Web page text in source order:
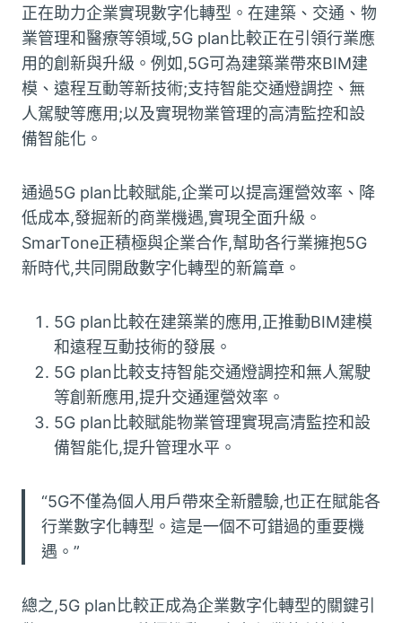
正在助力企業實現數字化轉型。在建築、交通、物
業管理和醫療等領域,5G plan比較正在引領行業應
用的創新與升級。例如,5G可為建築業帶來BIM建
模、遠程互動等新技術;支持智能交通燈調控、無
人駕駛等應用;以及實現物業管理的高清監控和設
備智能化。
通過5G plan比較賦能,企業可以提高運營效率、降
低成本,發掘新的商業機遇,實現全面升級。
SmarTone正積極與企業合作,幫助各行業擁抱5G
新時代,共同開啟數字化轉型的新篇章。
5G plan比較在建築業的應用,正推動BIM建模
和遠程互動技術的發展。
5G plan比較支持智能交通燈調控和無人駕駛
等創新應用,提升交通運營效率。
5G plan比較賦能物業管理實現高清監控和設
備智能化,提升管理水平。
“5G不僅為個人用戶帶來全新體驗,也正在賦能各
行業數字化轉型。這是一個不可錯過的重要機
遇。”
總之,5G plan比較正成為企業數字化轉型的關鍵引